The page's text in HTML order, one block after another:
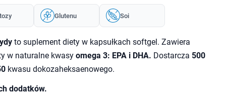
Glutenu Soi
to suplement diety w kapsułkach softgel. Zawiera
w naturalne kwasy omega 3: EPA i DHA. Dostarcza 500
kwasu dokozaheksaenowego.
dodatków.